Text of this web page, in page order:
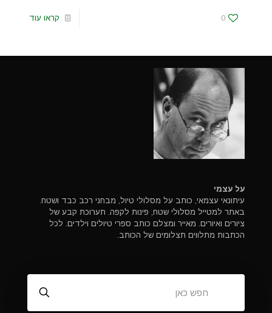
0 קראו עוד
על עצמי
עיתונאי עצמאי, כותב על מסלולי טיול, מבחני רכב כבד ושטח.
באתר למטייל מסלולי שטח, פינות לקפה. תערוכת קבע של
ציורים ואיורים. מאייר ומצלם כותב ספרי טיולים וילדים. לכל
הכתבות מתלווים תצלומים של הכותב.